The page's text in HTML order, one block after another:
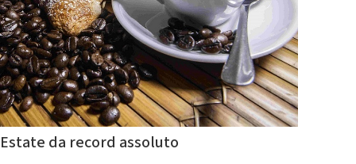
Estate da record assoluto